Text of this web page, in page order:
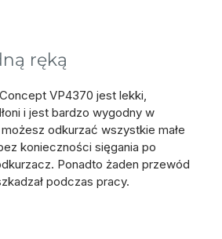
ręką
VP4370 jest lekki,
i jest bardzo wygodny w
odkurzać wszystkie małe
konieczności sięgania po
Ponadto żaden przewód
podczas pracy.